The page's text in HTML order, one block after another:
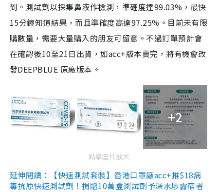
到。測試劑以採集鼻液作檢測，準確度達99.03%，最快
15分鐘知道結果，而且準確度高達97.25%。目前未有限
購數量，需要大量購入的朋友可留意。不過訂單預計會
在確認後10至21日出貨，如acc+版本賣完，將有機會改
發DEEPBLUE 原廠版本。
+2
點擊圖片放大
延伸閱讀：【快速測試套裝】香港口罩廠acc+推$18病
毒抗原快速測試劑！捐贈10萬盒測試劑予深水埗露宿者